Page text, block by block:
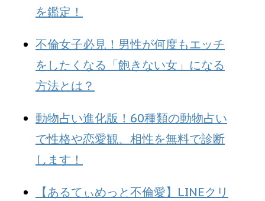
を鑑定！
不倫女子必見！男性が何度もエッチ
をしたくなる「飽きない女」になる
方法とは？
動物占い進化版！60種類の動物占い
で性格や恋愛観、相性を無料で診断
します！
【あるてぃめっと不倫愛】LINEクリ